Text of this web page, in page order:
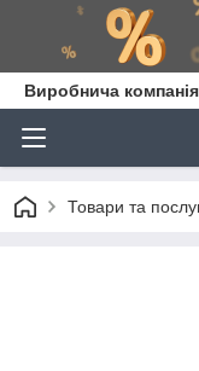
Виробнича
Товари та